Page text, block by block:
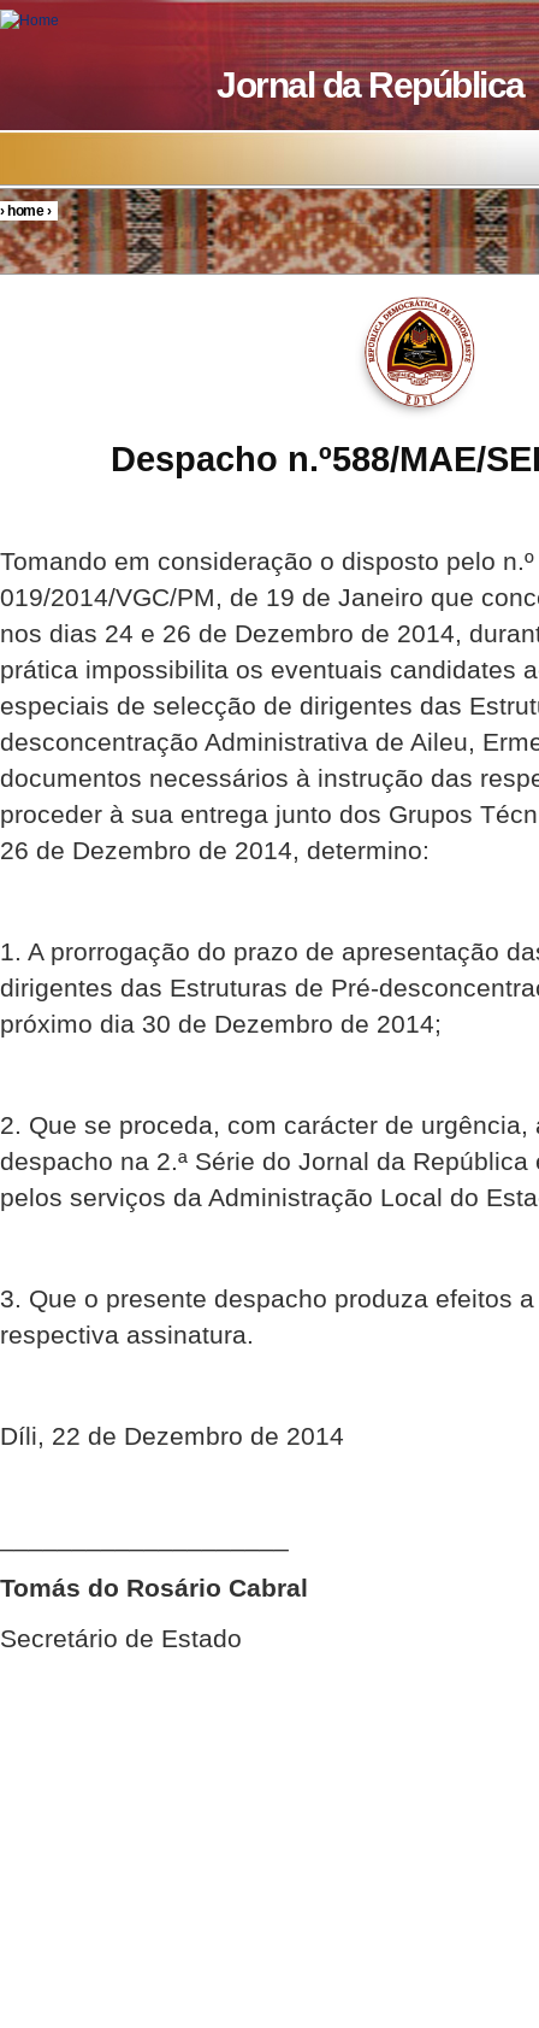
Skip to main content
Jornal da República
You are here
›home›
Despacho n.º588/MAE/
Tomando em consideração o disposto pelo
019/2014/VGC/PM, de 19 de Janeiro que
nos dias 24 e 26 de Dezembro de 2014,
prática impossibilita os eventuais candidates
especiais de selecção de dirigentes das
desconcentração Administrativa de Aileu,
documentos necessários à instrução das
proceder à sua entrega junto dos Grupos
26 de Dezembro de 2014, determino:
1. A prorrogação do prazo de apresentação
dirigentes das Estruturas de Pré-
próximo dia 30 de Dezembro de 2014;
2. Que se proceda, com carácter de
despacho na 2.ª Série do Jornal da
pelos serviços da Administração Local do
3. Que o presente despacho produza efeitos
respectiva assinatura.
Díli, 22 de Dezembro de 2014
Tomás do Rosário Cabral
Secretário de Estado